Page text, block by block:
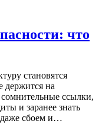
что
становятся
держится на
ссылки,
и заранее знать
даже сбоем и…